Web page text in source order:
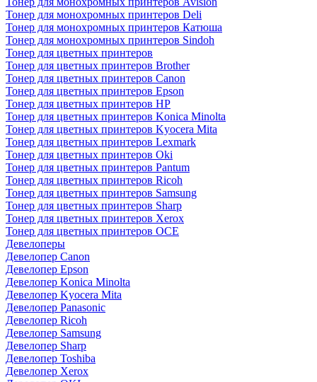
Тонер для монохромных принтеров Deli
Тонер для монохромных принтеров Катюша
Тонер для монохромных принтеров Sindoh
Тонер для цветных принтеров
Тонер для цветных принтеров Brother
Тонер для цветных принтеров Canon
Тонер для цветных принтеров Epson
Тонер для цветных принтеров HP
Тонер для цветных принтеров Konica Minolta
Тонер для цветных принтеров Kyocera Mita
Тонер для цветных принтеров Lexmark
Тонер для цветных принтеров Oki
Тонер для цветных принтеров Pantum
Тонер для цветных принтеров Ricoh
Тонер для цветных принтеров Samsung
Тонер для цветных принтеров Sharp
Тонер для цветных принтеров Xerox
Тонер для цветных принтеров OCE
Девелоперы
Девелопер Canon
Девелопер Epson
Девелопер Konica Minolta
Девелопер Kyocera Mita
Девелопер Panasonic
Девелопер Ricoh
Девелопер Samsung
Девелопер Sharp
Девелопер Toshiba
Девелопер Xerox